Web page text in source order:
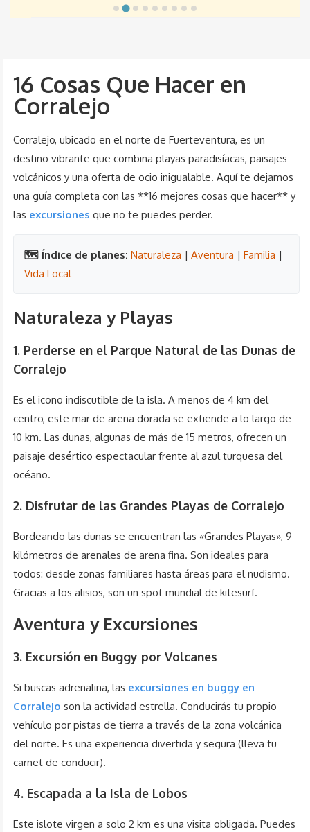
16 Cosas Que Hacer en
Corralejo
Corralejo, ubicado en el norte de Fuerteventura, es un
destino vibrante que combina playas paradisíacas, paisajes
volcánicos y una oferta de ocio inigualable. Aquí te dejamos
una guía completa con las **16 mejores cosas que hacer** y
las excursiones que no te puedes perder.
🗺️ Índice de planes: Naturaleza |Aventura |Familia |
Vida Local
Naturaleza y Playas
1. Perderse en el Parque Natural de las Dunas de
Corralejo
Es el icono indiscutible de la isla. A menos de 4 km del
centro, este mar de arena dorada se extiende a lo largo de
10 km. Las dunas, algunas de más de 15 metros, ofrecen un
paisaje desértico espectacular frente al azul turquesa del
océano.
2. Disfrutar de las Grandes Playas de Corralejo
Bordeando las dunas se encuentran las «Grandes Playas», 9
kilómetros de arenales de arena fina. Son ideales para
todos: desde zonas familiares hasta áreas para el nudismo.
Gracias a los alisios, son un spot mundial de kitesurf.
Aventura y Excursiones
3. Excursión en Buggy por Volcanes
Si buscas adrenalina, las excursiones en buggy en
Corralejo son la actividad estrella. Conducirás tu propio
vehículo por pistas de tierra a través de la zona volcánica
del norte. Es una experiencia divertida y segura (lleva tu
carnet de conducir).
4. Escapada a la Isla de Lobos
Este islote virgen a solo 2 km es una visita obligada. Puedes